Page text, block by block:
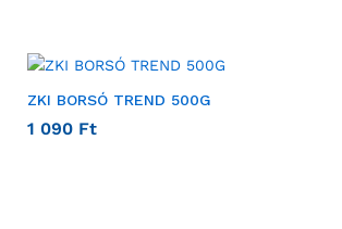
ZKI BORSÓ TREND 500G
1 090 Ft